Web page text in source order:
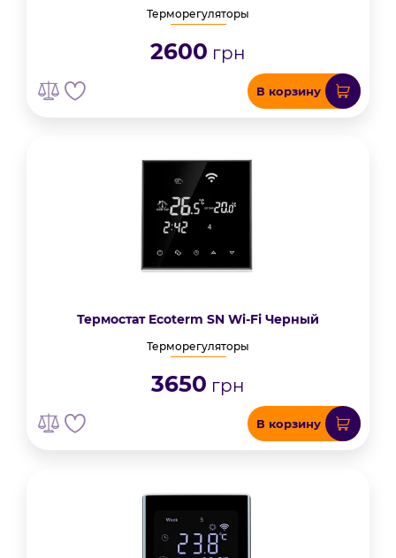
Терморегуляторы
2600 грн
В корзину
Термостат Ecoterm SN Wi-Fi Черный
Терморегуляторы
3650 грн
В корзину